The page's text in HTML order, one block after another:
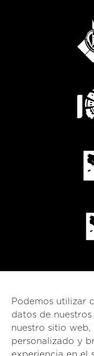
Podemos utilizar
datos de
nuestro sitio
personalizado y